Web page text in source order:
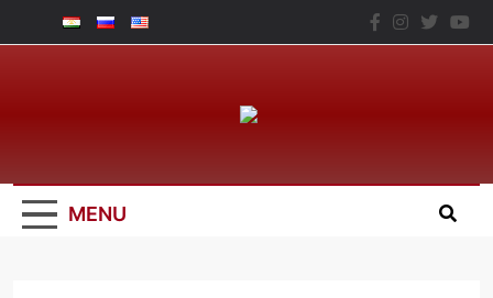
to
Юридический
Факальтет – ТНУ
MENU